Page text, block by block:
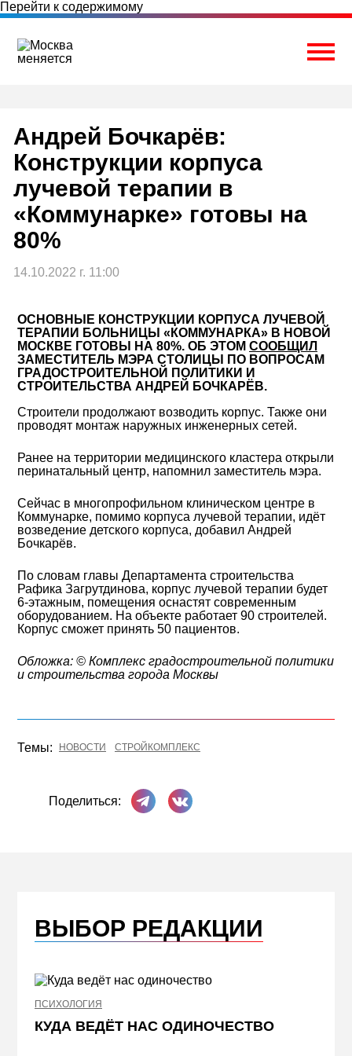
Перейти к содержимому
Андрей Бочкарёв:
Конструкции корпуса
лучевой терапии в
«Коммунарке» готовы на
80%
14.10.2022 г. 11:00
ОСНОВНЫЕ КОНСТРУКЦИИ КОРПУСА ЛУЧЕВОЙ
ТЕРАПИИ БОЛЬНИЦЫ «КОММУНАРКА» В НОВОЙ
МОСКВЕ ГОТОВЫ НА 80%. ОБ ЭТОМ СООБЩИЛ
ЗАМЕСТИТЕЛЬ МЭРА СТОЛИЦЫ ПО ВОПРОСАМ
ГРАДОСТРОИТЕЛЬНОЙ ПОЛИТИКИ И
СТРОИТЕЛЬСТВА АНДРЕЙ БОЧКАРЁВ.
Строители продолжают возводить корпус. Также они
проводят монтаж наружных инженерных сетей.
Ранее на территории медицинского кластера открыли
перинатальный центр, напомнил заместитель мэра.
Сейчас в многопрофильном клиническом центре в
Коммунарке, помимо корпуса лучевой терапии, идёт
возведение детского корпуса, добавил Андрей
Бочкарёв.
По словам главы Департамента строительства
Рафика Загрутдинова, корпус лучевой терапии будет
6-этажным, помещения оснастят современным
оборудованием. На объекте работает 90 строителей.
Корпус сможет принять 50 пациентов.
Обложка: © Комплекс градостроительной политики
и строительства города Москвы
Темы: НОВОСТИ СТРОЙКОМПЛЕКС
Поделиться:
Поделиться в Телеграме
Поделиться ВКонтакте
ВЫБОР РЕДАКЦИИ
ПСИХОЛОГИЯ
КУДА ВЕДЁТ НАС ОДИНОЧЕСТВО